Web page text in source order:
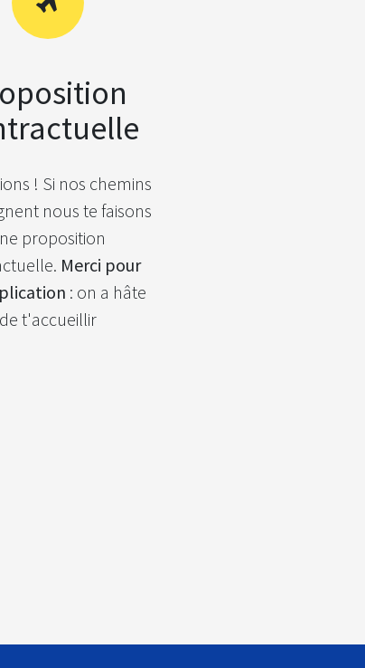
! Si nos chemins
nous te faisons
proposition
Merci pour
: on a hâte
de t'accueillir